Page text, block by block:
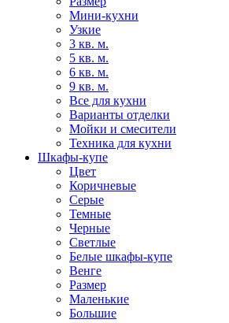
Мини-кухни
Узкие
3 кв. м.
5 кв. м.
6 кв. м.
9 кв. м.
Все для кухни
Варианты отделки
Мойки и смесители
Техника для кухни
Шкафы-купе
Цвет
Коричневые
Серые
Темные
Черные
Светлые
Белые шкафы-купе
Венге
Размер
Маленькие
Большие